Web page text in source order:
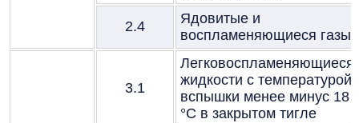
2.4
Ядовитые и
воспламеняющиеся газы
3.1
Легковоспламеняющиеся
жидкости с температурой
вспышки менее минус 18
°C в закрытом тигле